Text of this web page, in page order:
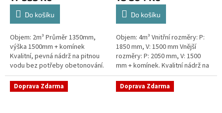
Do košíku
Objem: 2m³ Průměr 1350mm,
výška 1500mm + komínek
Kvalitní, pevná nádrž na pitnou
vodu bez potřeby obetonování.
Průměr a umístění všech
prostupů pro potrubí a hadice
specifikujte...
Do košíku
Objem: 4m³ Vnitřní rozměry: P:
1850 mm, V: 1500 mm Vnější
rozměry: P: 2050 mm, V: 1500
mm + komínek. Kvalitní nádrž na
pitnou vodu pod parkovací
stání. Průměr a umístění všech...
Doprava Zdarma Doprava Zdarma